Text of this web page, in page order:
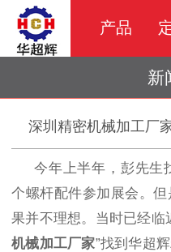
产品
新
深圳精密机械加工厂
今年上半年，彭先生
个螺杆配件参加展会。但
果并不理想。当时已经临
机械加工厂家”找到华超